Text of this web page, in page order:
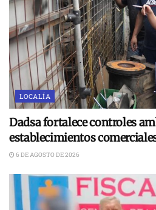
LOCALÍA
Dadsa fortalece controles
establecimientos
6 DE AGOSTO DE 2026